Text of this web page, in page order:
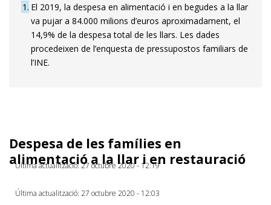
1 El 2019, la despesa en alimentació i en begudes a la llar
va pujar a 84.000 milions d’euros aproximadament, el
14,9% de la despesa total de les llars. Les dades
procedeixen de l’enquesta de pressupostos familiars de
l’INE.
Despesa de les famílies en
alimentació a la llar i en restauració
Última actualització: 27 octubre 2020 - 12:19
Última actualització: 27 octubre 2020 - 12:03